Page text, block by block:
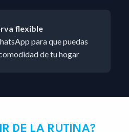
flexible
para que puedas
de tu hogar
DE LA RUTINA?